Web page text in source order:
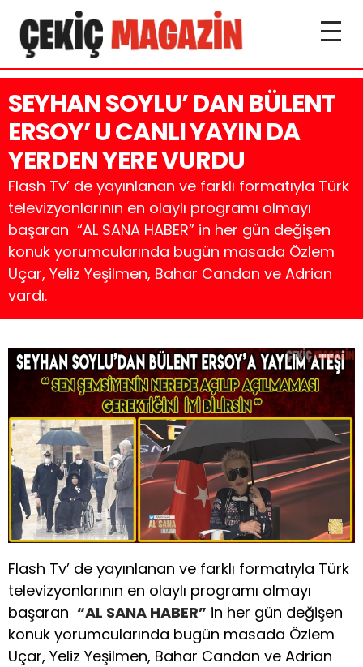
SEYHAN SOYLU’ DAN BÜLENT
ERSOY’ U CANLI YAYIN DA
YERDEN YERE VURDU
Flash Tv’ de yayınlanan ve farklı formatıyla Türk
televizyonlarının en olaylı programı olmayı
başaran “AL SANA HABER” in her gün değişen
konuk yorumcularında bugün masada Özlem
Uçar, Yeliz Yeşilmen, Bahar Candan ve Adrian
vardı.
Flash Tv’ de yayınlanan ve farklı formatıyla Türk
televizyonlarının en olaylı programı olmayı
başaran “AL SANA HABER” in her gün değişen
konuk yorumcularında bugün masada Özlem
Uçar, Yeliz Yeşilmen, Bahar Candan ve Adrian